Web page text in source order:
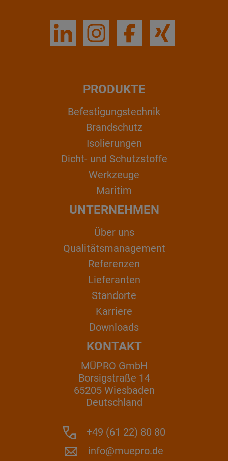
PRODUKTE
Befestigungstechnik
Brandschutz
Isolierungen
Dicht- und Schutzstoffe
Werkzeuge
Maritim
UNTERNEHMEN
Über uns
Qualitätsmanagement
Referenzen
Lieferanten
Standorte
Karriere
Downloads
KONTAKT
MÜPRO GmbH
Borsigstraße 14
65205 Wiesbaden
Deutschland
+49 (61 22) 80 80
info@muepro.de